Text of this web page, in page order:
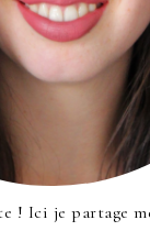
! Ici je partage